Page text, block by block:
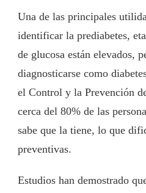
Una de las principales
identificar la prediabetes,
de glucosa están elevados,
diagnosticarse como
el Control y la Prevención
cerca del 80% de las
sabe que la tiene, lo que
preventivas.
Estudios han demostrado